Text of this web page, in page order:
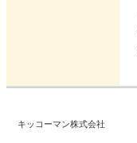
キッコーマン株式会社